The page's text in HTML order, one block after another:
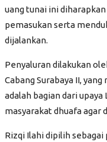
Suara
Semesta
Ngaji Kitab
Uswah
Sirah Nabi
Kiprah
uang tunai ini
pemasukan serta
dijalankan.
Penyaluran dilakukan
Cabang Surabaya II,
adalah bagian dari
masyarakat dhuafa agar
Rizqi Ilahi dipilih